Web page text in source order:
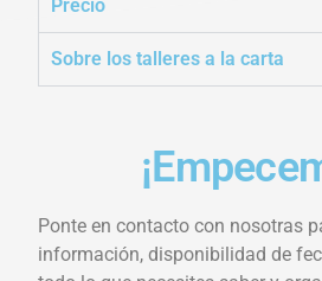
Precio
Sobre los talleres a la carta
Ponte en contacto con nosotras
información, disponibilidad de